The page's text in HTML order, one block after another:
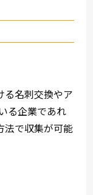
る名刺交換やア
る企業であれ
法で収集が可能